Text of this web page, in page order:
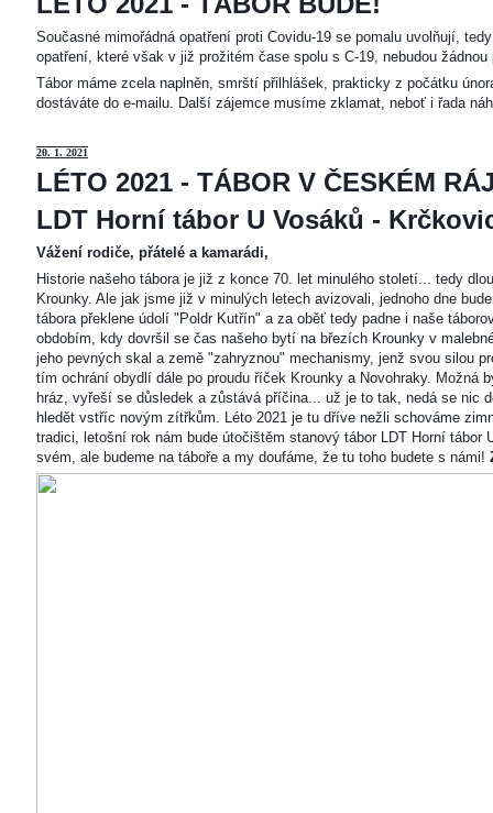
Současné mimořádná opatření proti Covidu-19 se pomalu uvolňují,
opatření, které však v již prožitém čase spolu s C-19, nebudou žádnou
Tábor máme zcela naplněn, smrští přilhlášek, prakticky z počátku
dostáváte do e-mailu. Další zájemce musíme zklamat, neboť i řada
20. 1. 2021
LÉTO 2021 - TÁBOR V ČESKÉM
LDT Horní tábor U Vosáků -
Vážení rodiče, přátelé a kamarádi,
Historie našeho tábora je již z konce 70. let minulého století... tedy
Krounky. Ale jak jsme již v minulých letech avizovali, jednoho dne
tábora překlene údolí "Poldr Kutřín" a za oběť tedy padne i naše
obdobím, kdy dovršil se čas našeho bytí na březích Krounky v
jeho pevných skal a země "zahryznou" mechanismy, jenž svou silou
tím ochrání obydlí dále po proudu říček Krounky a Novohraky. Možná
hráz, vyřeší se důsledek a zůstává příčina... už je to tak, nedá se nic
hledět vstříc novým zítřkům. Léto 2021 je tu dříve nežli schováme
tradici, letošní rok nám bude útočištěm stanový tábor LDT Horní tábor
svém, ale budeme na táboře a my doufáme, že tu toho budete s námi!